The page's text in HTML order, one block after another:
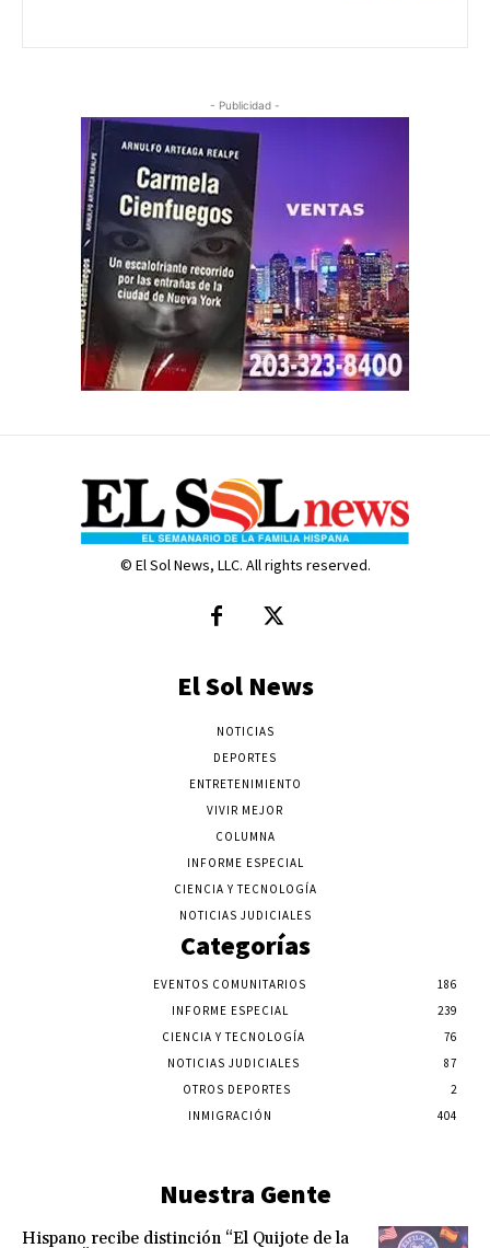
- Publicidad -
© El Sol News, LLC. All rights reserved.
El Sol News
NOTICIAS
DEPORTES
ENTRETENIMIENTO
VIVIR MEJOR
COLUMNA
INFORME ESPECIAL
CIENCIA Y TECNOLOGÍA
NOTICIAS JUDICIALES
Categorías
EVENTOS COMUNITARIOS
186
INFORME ESPECIAL
239
CIENCIA Y TECNOLOGÍA
76
NOTICIAS JUDICIALES
87
OTROS DEPORTES
2
INMIGRACIÓN
404
Nuestra Gente
Hispano recibe distinción “El Quijote de la